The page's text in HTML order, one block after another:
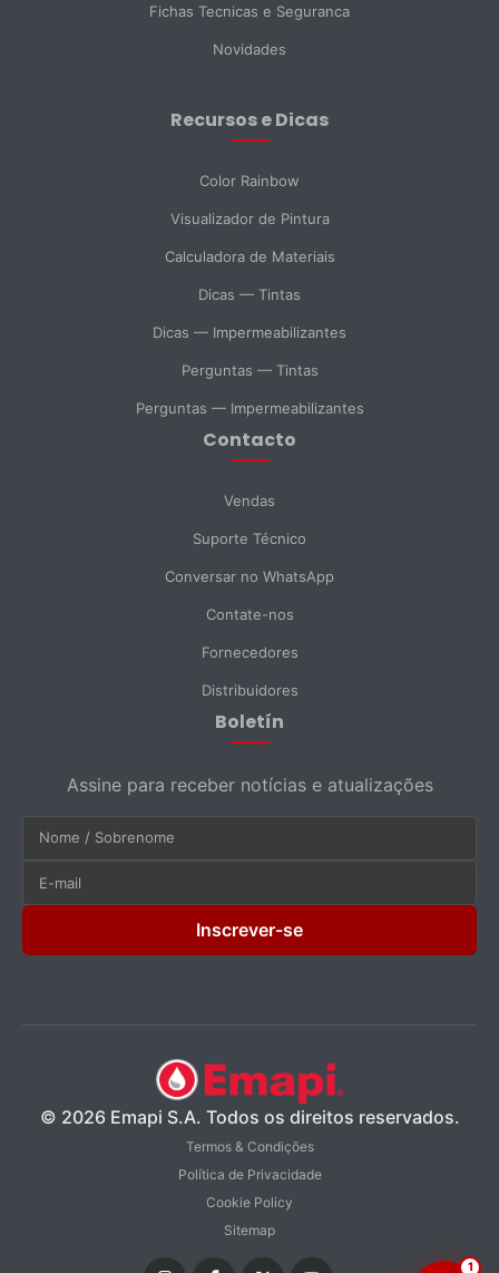
SELECIONAR DEPARTAMENTO
Suporte Técnico
Consulta Geral
Enviar Mensagem
Fichas Tecnicas e Seguranca
Novidades
Recursos e Dicas
Color Rainbow
Visualizador de Pintura
Calculadora de Materiais
Dicas — Tintas
Dicas — Impermeabilizantes
Perguntas — Tintas
Perguntas — Impermeabilizantes
Contacto
Vendas
Suporte Técnico
Conversar no WhatsApp
Contate-nos
Fornecedores
Distribuidores
Boletín
Assine para receber notícias e atualizações
Inscrever-se
© 2026 Emapi S.A. Todos os direitos reservados.
Termos & Condições
Política de Privacidade
Cookie Policy
Sitemap
1